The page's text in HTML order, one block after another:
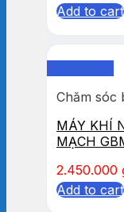
Add to cart
Chăm sóc
MÁY KHÍ
MẠCH
2.450.000
Add to cart